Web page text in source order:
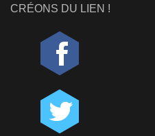
CRÉONS DU LIEN !